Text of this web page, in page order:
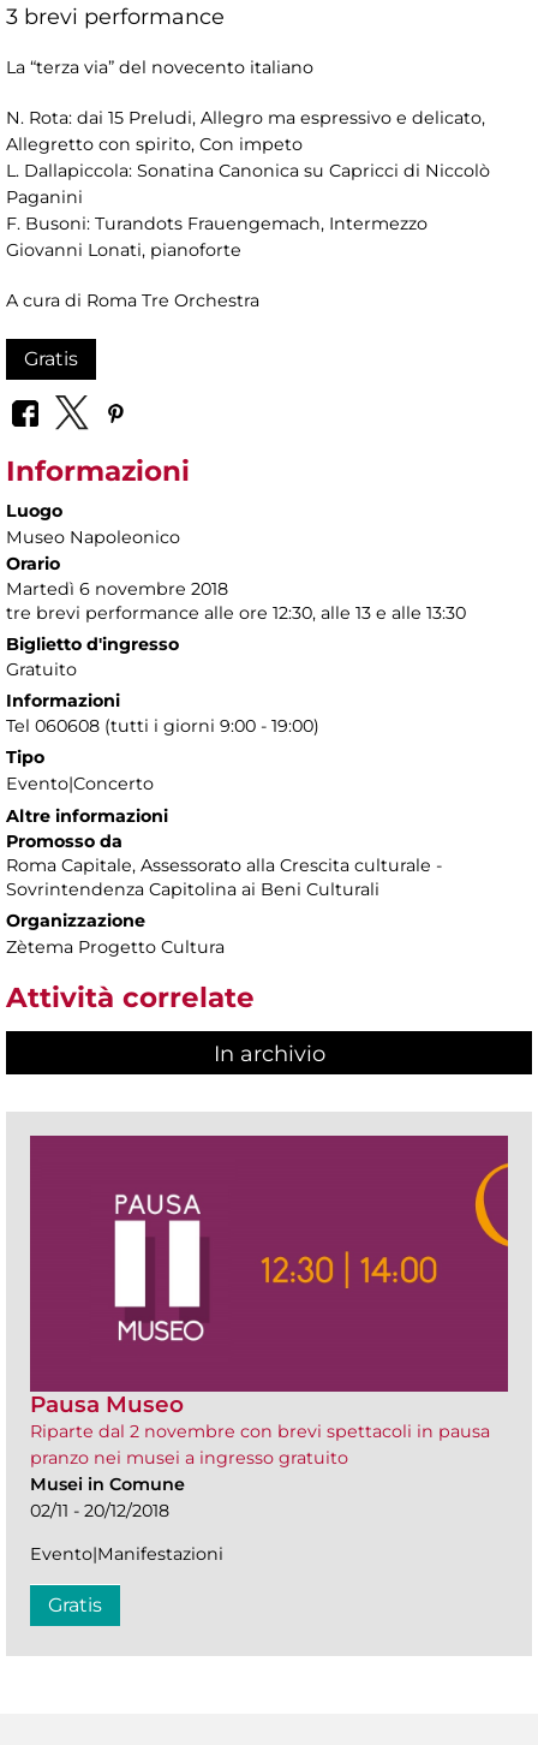
3 brevi performance
La “terza via” del novecento italiano
N. Rota: dai 15 Preludi, Allegro ma espressivo e delicato,
Allegretto con spirito, Con impeto
L. Dallapiccola: Sonatina Canonica su Capricci di Niccolò
Paganini
F. Busoni: Turandots Frauengemach, Intermezzo
Giovanni Lonati, pianoforte
A cura di Roma Tre Orchestra
Gratis
Informazioni
Luogo
Museo Napoleonico
Orario
Martedì 6 novembre 2018
tre brevi performance alle ore 12:30, alle 13 e alle 13:30
Biglietto d'ingresso
Gratuito
Informazioni
Tel 060608 (tutti i giorni 9:00 - 19:00)
Tipo
Evento|Concerto
Altre informazioni
Promosso da
Roma Capitale, Assessorato alla Crescita culturale -
Sovrintendenza Capitolina ai Beni Culturali
Organizzazione
Zètema Progetto Cultura
Attività correlate
In archivio
Pausa Museo
Riparte dal 2 novembre con brevi spettacoli in pausa
pranzo nei musei a ingresso gratuito
Musei in Comune
02/11 - 20/12/2018
Evento|Manifestazioni
Gratis